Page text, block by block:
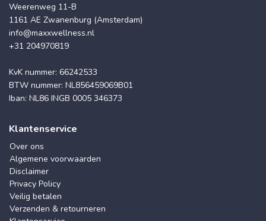
Weerenweg 11-B
1161 AE Zwanenburg (Amsterdam)
info@maxxwellness.nl
+31 204970819
KvK nummer: 66242533
BTW nummer: NL856459069B01
Iban: NL86 INGB 0005 346373
Klantenservice
Over ons
Algemene voorwaarden
Disclaimer
Privacy Policy
Veilig betalen
Verzenden & retourneren